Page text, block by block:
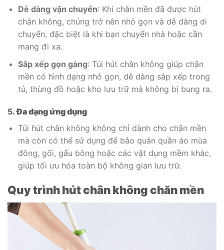
Dễ dàng vận chuyển: Khi chăn mền đã được hút
chân không, chúng trở nên nhỏ gọn và dễ dàng di
chuyển, đặc biệt là khi bạn chuyển nhà hoặc cần
mang đi xa.
Sắp xếp gọn gàng: Túi hút chân không giúp chăn
mền có hình dạng nhỏ gọn, dễ dàng sắp xếp trong
tủ, thùng đồ hoặc kho lưu trữ mà không bị bung ra.
5.Đa dạng ứng dụng
Túi hút chân không không chỉ dành cho chăn mền
mà còn có thể sử dụng để bảo quản quần áo mùa
đông, gối, gấu bông hoặc các vật dụng mềm khác,
giúp tối ưu hóa toàn bộ không gian lưu trữ.
Quy trình hút chân không chăn mền